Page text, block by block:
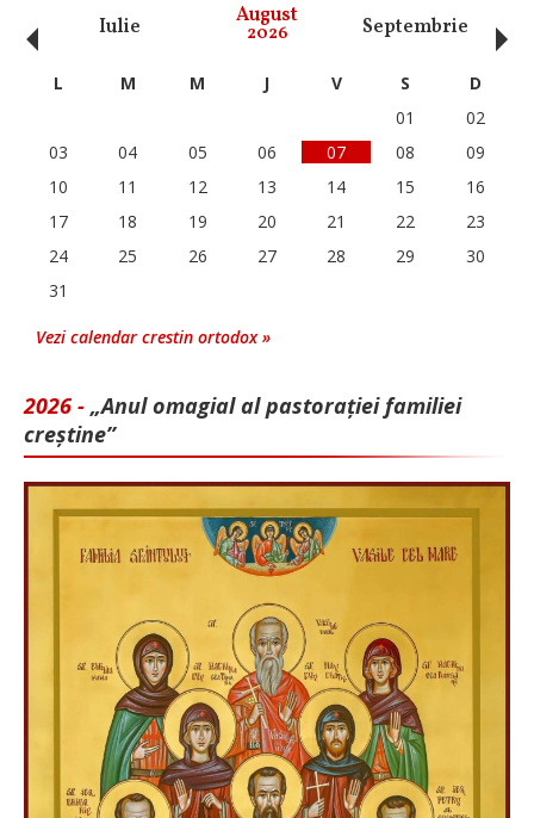
Iulie August
2026 Septembrie
‹ L M M J V S
D
01
02
03
04 05 06 07 08
09
10
11 12 13 14 15
16
17
18 19 20 21 22
23
24
25 26 27 28 29
30
31
Vezi calendar crestin ortodox »
2026 - „Anul omagial al pastorației familiei
creștine”